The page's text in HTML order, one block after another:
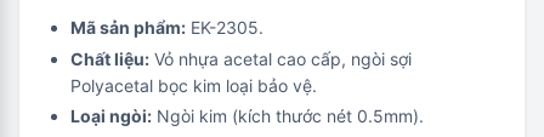
Mã sản phẩm:EK-2305.
Chất liệu:Vỏ nhựa acetal cao cấp, ngòi sợi
Polyacetal bọc kim loại bảo vệ.
Loại ngòi:Ngòi kim (kích thước nét 0.5mm).